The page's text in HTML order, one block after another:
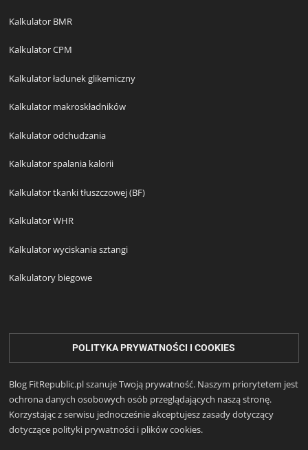
Kalkulator BMR
Kalkulator CPM
Kalkulator ładunek glikemiczny
Kalkulator makroskładników
Kalkulator odchudzania
Kalkulator spalania kalorii
Kalkulator tkanki tłuszczowej (BF)
Kalkulator WHR
Kalkulator wyciskania sztangi
Kalkulatory biegowe
POLITYKA PRYWATNOŚCI I COOKIES
Blog FitRepublic.pl szanuje Twoją prywatność. Naszym priorytetem jest
ochrona danych osobowych osób przeglądających naszą stronę.
Korzystając z serwisu jednocześnie akceptujesz zasady dotyczący
dotyczące polityki prywatności i plików cookies.